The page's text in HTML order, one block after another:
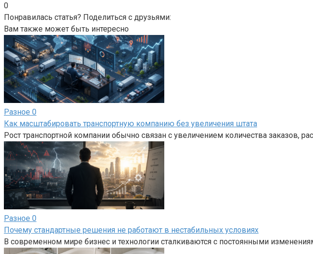
0
Понравилась статья? Поделиться с друзьями:
Вам также может быть интересно
Разное 0
Как масштабировать транспортную компанию без увеличения штата
Рост транспортной компании обычно связан с увеличением количества заказов,
Разное 0
Почему стандартные решения не работают в нестабильных условиях
В современном мире бизнес и технологии сталкиваются с постоянными